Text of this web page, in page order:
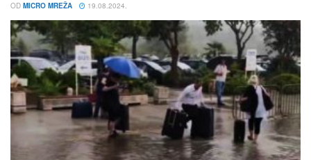
OD MICRO MREŽA 19.08.2024.